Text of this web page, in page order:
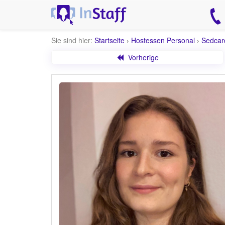
Sie sind hier: Startseite › Hostessen Personal ›
Vorherige